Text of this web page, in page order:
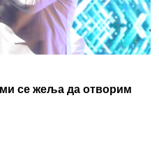
се жеља да отворим